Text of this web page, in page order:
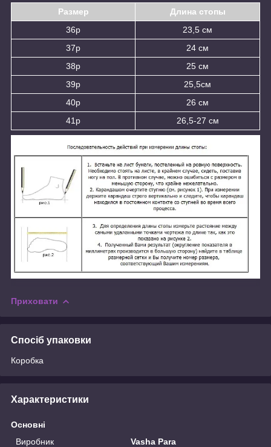
Размер
Длина стопы
36р
23,5 см
37р
24 см
38р
25 см
39р
25,5см
40р
26 см
41р
26,5-27 см
Приховати
Спосіб упаковки
Коробка
Характеристики
Основні
Виробник
Vasha Para